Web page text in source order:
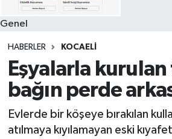
Genel
HABERLER KOCAELI
Eşyalarla
bağın perde
Evlerde bir köşeye bırakılan
atılmaya kıyılamayan eski